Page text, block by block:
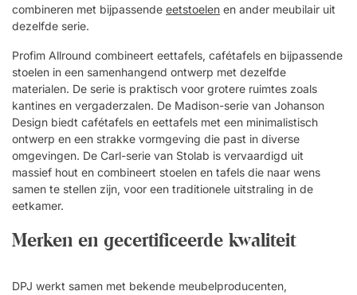
combineren met bijpassende eetstoelen en ander meubilair uit
dezelfde serie.
Profim Allround combineert eettafels, cafétafels en bijpassende
stoelen in een samenhangend ontwerp met dezelfde
materialen. De serie is praktisch voor grotere ruimtes zoals
kantines en vergaderzalen. De Madison-serie van Johanson
Design biedt cafétafels en eettafels met een minimalistisch
ontwerp en een strakke vormgeving die past in diverse
omgevingen. De Carl-serie van Stolab is vervaardigd uit
massief hout en combineert stoelen en tafels die naar wens
samen te stellen zijn, voor een traditionele uitstraling in de
eetkamer.
Merken en gecertificeerde kwaliteit
DPJ werkt samen met bekende meubelproducenten,